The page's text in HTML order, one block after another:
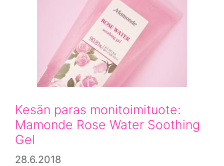
Kesän paras monitoimituote:
Mamonde Rose Water Soothing
Gel
28.6.2018